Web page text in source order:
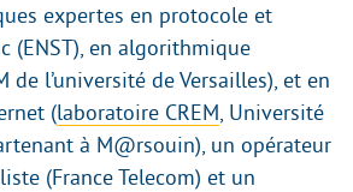
expertes en protocole et
(ENST), en algorithmique
de l’université de Versailles), et en
(laboratoire CREM, Université
à M@rsouin), un opérateur
(France Telecom) et un